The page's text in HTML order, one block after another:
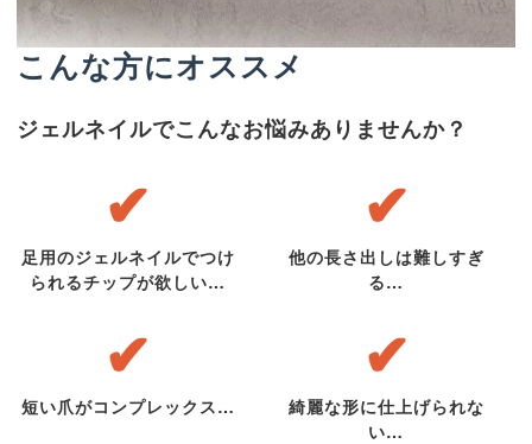
こんな方にオススメ
ジェルネイルでこんなお悩みありませんか？
足用のジェルネイルでつけ
られるチップが欲しい…
他の長さ出しは難しすぎ
る…
短い爪がコンプレックス…
綺麗な形に仕上げられな
い…